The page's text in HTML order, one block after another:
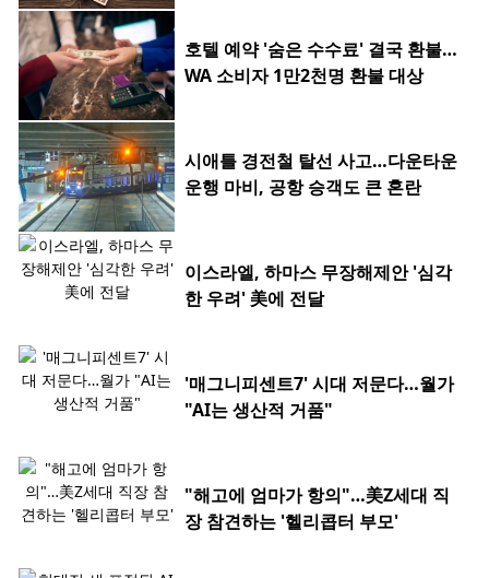
호텔 예약 '숨은 수수료' 결국 환불…
WA 소비자 1만2천명 환불 대상
시애틀 경전철 탈선 사고…다운타운
운행 마비, 공항 승객도 큰 혼란
이스라엘, 하마스 무장해제안 '심각
한 우려' 美에 전달
'매그니피센트7' 시대 저문다…월가
"AI는 생산적 거품"
"해고에 엄마가 항의"…美Z세대 직
장 참견하는 '헬리콥터 부모'